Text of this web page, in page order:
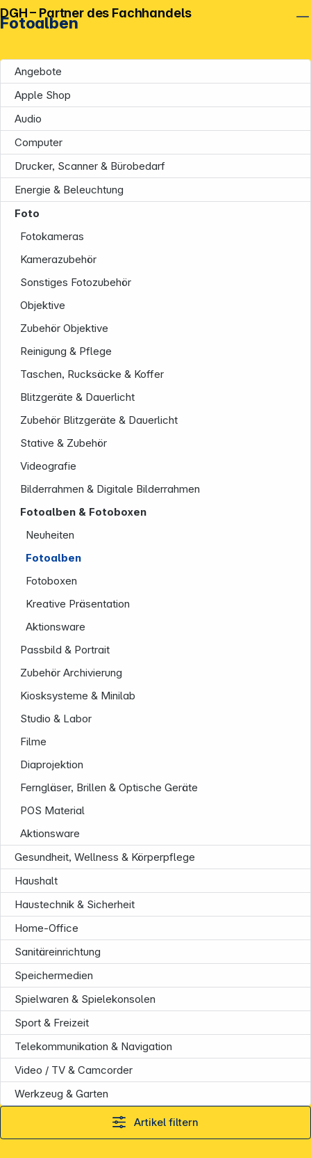
Fotoalben
Angebote
Apple Shop
Audio
Computer
Drucker, Scanner & Bürobedarf
Energie & Beleuchtung
Foto
Fotokameras
Kamerazubehör
Sonstiges Fotozubehör
Objektive
Zubehör Objektive
Reinigung & Pflege
Taschen, Rucksäcke & Koffer
Blitzgeräte & Dauerlicht
Zubehör Blitzgeräte & Dauerlicht
Stative & Zubehör
Videografie
Bilderrahmen & Digitale Bilderrahmen
Fotoalben & Fotoboxen
Neuheiten
Fotoalben
Fotoboxen
Kreative Präsentation
Aktionsware
Passbild & Portrait
Zubehör Archivierung
Kiosksysteme & Minilab
Studio & Labor
Filme
Diaprojektion
Ferngläser, Brillen & Optische Geräte
POS Material
Aktionsware
Gesundheit, Wellness & Körperpflege
Haushalt
Haustechnik & Sicherheit
Home-Office
Sanitäreinrichtung
Speichermedien
Spielwaren & Spielekonsolen
Sport & Freizeit
Telekommunikation & Navigation
Video / TV & Camcorder
Werkzeug & Garten
Artikel filtern
DGH – Partner des Fachhandels
Unternehmen
Informationen